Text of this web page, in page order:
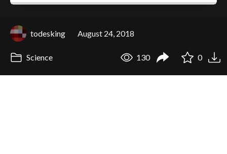
todesking August 24, 2018
Science 130 0